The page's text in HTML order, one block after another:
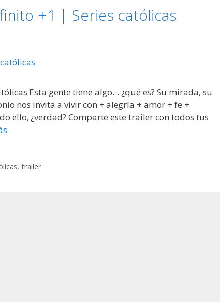
+1 | Series católicas
Esta gente tiene algo… ¿qué es? Su mirada, su
nos invita a vivir con + alegría + amor + fe +
ello, ¿verdad? Comparte este trailer con todos tus
,trailer